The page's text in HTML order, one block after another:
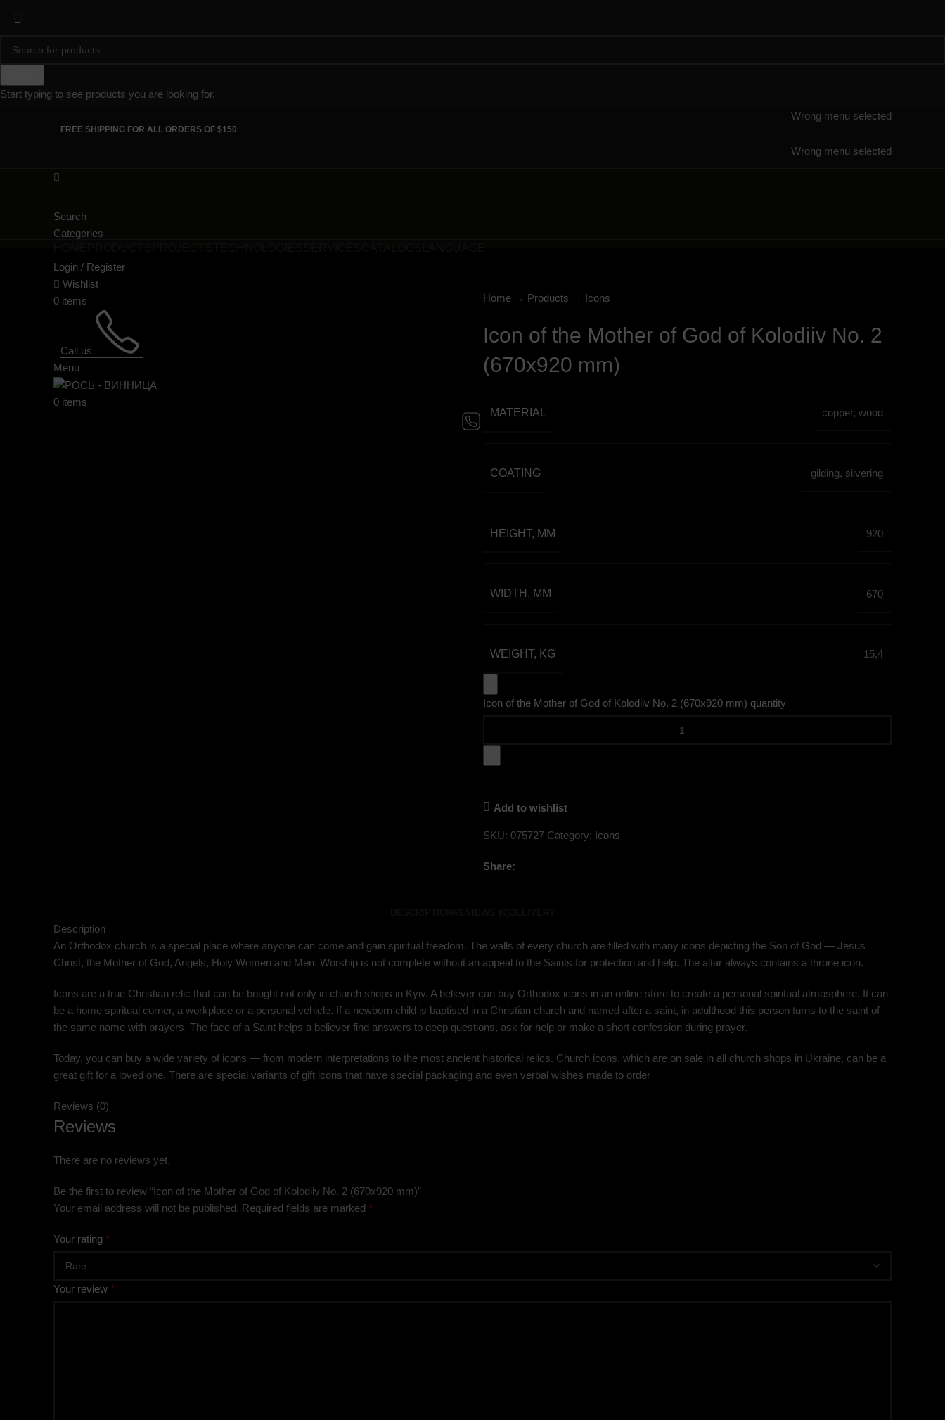
Wrong menu selected
FREE SHIPPING FOR ALL ORDERS OF $150
Wrong menu selected
Search
Categories
Login / Register
Wishlist
0 items
Call us
Menu
0 items
Click to enlarge
Home → Products → Icons
Icon of the Mother of God of Kolodiiv No. 2
(670х920 mm)
MATERIAL copper, wood
COATING gilding, silvering
HEIGHT, MM 920
WIDTH, MM 670
WEIGHT, KG 15,4
Icon of the Mother of God of Kolodiiv No. 2 (670х920 mm) quantity
Add to wishlist
SKU: 075727 Category: Icons
Share:
Description
An Orthodox church is a special place where anyone can come and gain spiritual freedom. The walls of every church are filled with many icons depicting the Son of God — Jesus
Christ, the Mother of God, Angels, Holy Women and Men. Worship is not complete without an appeal to the Saints for protection and help. The altar always contains a throne icon.
Icons are a true Christian relic that can be bought not only in church shops in Kyiv. A believer can buy Orthodox icons in an online store to create a personal spiritual atmosphere. It can
be a home spiritual corner, a workplace or a personal vehicle. If a newborn child is baptised in a Christian church and named after a saint, in adulthood this person turns to the saint of
the same name with prayers. The face of a Saint helps a believer find answers to deep questions, ask for help or make a short confession during prayer.
Today, you can buy a wide variety of icons — from modern interpretations to the most ancient historical relics. Church icons, which are on sale in all church shops in Ukraine, can be a
great gift for a loved one. There are special variants of gift icons that have special packaging and even verbal wishes made to order
Reviews (0)
Reviews
There are no reviews yet.
Be the first to review “Icon of the Mother of God of Kolodiiv No. 2 (670х920 mm)”
Your email address will not be published. Required fields are marked *
Your rating *
Your review *
Start typing to see products you are looking for.